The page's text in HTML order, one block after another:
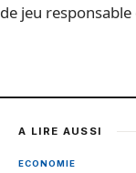
de jeu
A LIRE AUSSI
ECONOMIE